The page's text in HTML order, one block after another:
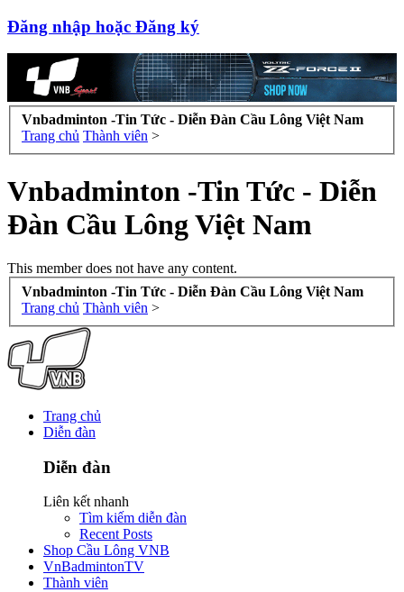
Đăng nhập hoặc Đăng ký
Vnbadminton -Tin Tức - Diễn Đàn Cầu Lông Việt Nam
Trang chủ Thành viên >
Vnbadminton -Tin Tức - Diễn
Đàn Cầu Lông Việt Nam
This member does not have any content.
Vnbadminton -Tin Tức - Diễn Đàn Cầu Lông Việt Nam
Trang chủ Thành viên >
Trang chủ
Diễn đàn
Diễn đàn
Liên kết nhanh
Tìm kiếm diễn đàn
Recent Posts
Shop Cầu Lông VNB
VnBadmintonTV
Thành viên